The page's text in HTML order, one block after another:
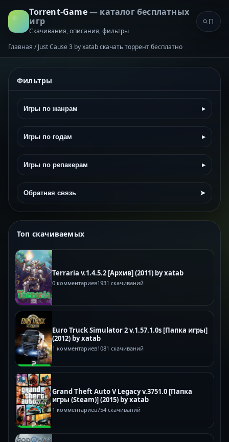
Torrent-Game— каталог бесплатных
игр
Скачивания, описания, фильтры
Главная / Just Cause 3 by xatab скачать торрент бесплатно
Фильтры
Игры по жанрам ▸
Игры по годам ▸
Игры по репакерам ▸
Обратная связь ➤
Топ скачиваемых
Terraria v.1.4.5.2 [Архив] (2011) by xatab
0 комментариев1931 скачиваний
Euro Truck Simulator 2 v.1.57.1.0s [Папка игры]
(2012) by xatab
1 комментариев1081 скачиваний
Grand Theft Auto V Legacy v.3751.0 [Папка
игры (Steam)] (2015) by xatab
1 комментариев754 скачиваний